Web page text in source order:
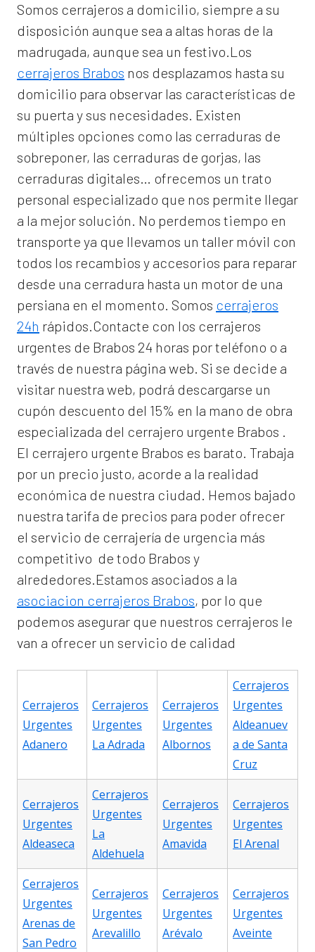
Somos cerrajeros a domicilio, siempre a su
disposición aunque sea a altas horas de la
madrugada, aunque sea un festivo.Los
cerrajeros Brabos nos desplazamos hasta su
domicilio para observar las características de
su puerta y sus necesidades. Existen
múltiples opciones como las cerraduras de
sobreponer, las cerraduras de gorjas, las
cerraduras digitales… ofrecemos un trato
personal especializado que nos permite llegar
a la mejor solución. No perdemos tiempo en
transporte ya que llevamos un taller móvil con
todos los recambios y accesorios para reparar
desde una cerradura hasta un motor de una
persiana en el momento. Somos cerrajeros
24h rápidos.Contacte con los cerrajeros
urgentes de Brabos 24 horas por teléfono o a
través de nuestra página web. Si se decide a
visitar nuestra web, podrá descargarse un
cupón descuento del 15% en la mano de obra
especializada del cerrajero urgente Brabos .
El cerrajero urgente Brabos es barato. Trabaja
por un precio justo, acorde a la realidad
económica de nuestra ciudad. Hemos bajado
nuestra tarifa de precios para poder ofrecer
el servicio de cerrajería de urgencia más
competitivo de todo Brabos y
alrededores.Estamos asociados a la
asociacion cerrajeros Brabos, por lo que
podemos asegurar que nuestros cerrajeros le
van a ofrecer un servicio de calidad
Cerrajeros
Urgentes
Adanero
Cerrajeros
Urgentes
La Adrada
Cerrajeros
Urgentes
Albornos
Cerrajeros
Urgentes
Aldeanuev
a de Santa
Cruz
Cerrajeros
Urgentes
Aldeaseca
Cerrajeros
Urgentes
La
Aldehuela
Cerrajeros
Urgentes
Amavida
Cerrajeros
Urgentes
El Arenal
Cerrajeros
Urgentes
Arenas de
San Pedro
Cerrajeros
Urgentes
Arevalillo
Cerrajeros
Urgentes
Arévalo
Cerrajeros
Urgentes
Aveinte